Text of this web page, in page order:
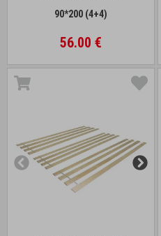
90*200 (4+4)
56.00 €